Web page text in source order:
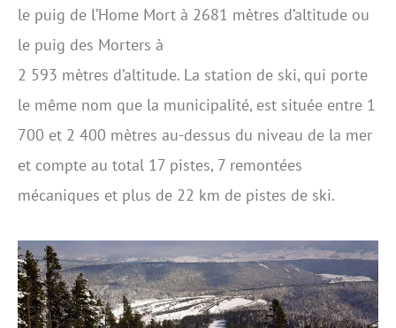
le puig de l’Home Mort à 2681 mètres d’altitude ou
le puig des Morters à
2 593 mètres d’altitude. La station de ski, qui porte
le même nom que la municipalité, est située entre 1
700 et 2 400 mètres au-dessus du niveau de la mer
et compte au total 17 pistes, 7 remontées
mécaniques et plus de 22 km de pistes de ski.